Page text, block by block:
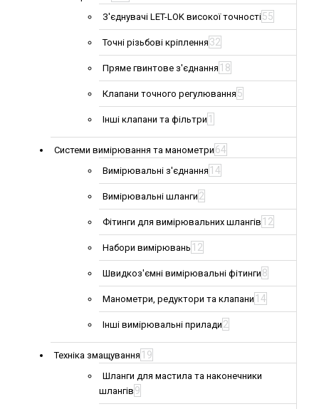
З'єднувачі LET-LOK високої точності55
Точні різьбові кріплення 32
Пряме гвинтове з'єднання 18
Клапани точного регулювання 5
Інші клапани та фільтри 1
Системи вимірювання та манометри 64
Вимірювальні з'єднання 14
Вимірювальні шланги 2
Фітинги для вимірювальних шлангів 12
Набори вимірювань 12
Швидкоз'ємні вимірювальні фітинги 8
Манометри, редуктори та клапани 14
Інші вимірювальні прилади 2
Техніка змащування 19
Шланги для мастила та наконечники
шлангів 9